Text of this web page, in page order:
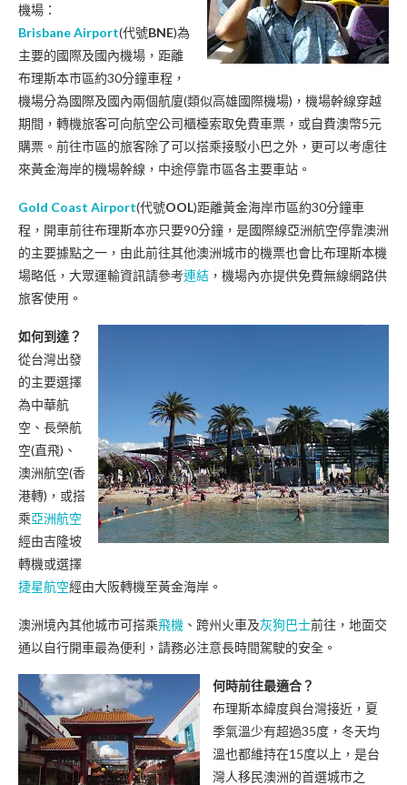
機場：
Brisbane Airport(代號BNE)為
主要的國際及國內機場，距離
布理斯本市區約30分鐘車程，
機場分為國際及國內兩個航廈(類似高雄國際機場)，機場幹線穿越
期間，轉機旅客可向航空公司櫃檯索取免費車票，或自費澳幣5元
購票。前往市區的旅客除了可以搭乘接駁小巴之外，更可以考慮往
來黃金海岸的機場幹線，中途停靠市區各主要車站。
Gold Coast Airport(代號OOL)距離黃金海岸市區約30分鐘車
程，開車前往布理斯本亦只要90分鐘，是國際線亞洲航空停靠澳洲
的主要據點之一，由此前往其他澳洲城市的機票也會比布理斯本機
場略低，大眾運輸資訊請參考連結 ，機場內亦提供免費無線網路供
旅客使用。
如何到達？
從台灣出發
的主要選擇
為中華航
空、長榮航
空(直飛)、
澳洲航空(香
港轉)，或搭
乘亞洲航空
經由吉隆坡
轉機或選擇
捷星航空經由大阪轉機至黃金海岸。
澳洲境內其他城市可搭乘飛機 、跨州火車及灰狗巴士前往，地面交
通以自行開車最為便利，請務必注意長時間駕駛的安全。
何時前往最適合？
布理斯本緯度與台灣接近，夏
季氣溫少有超過35度，冬天均
溫也都維持在15度以上，是台
灣人移民澳洲的首選城市之